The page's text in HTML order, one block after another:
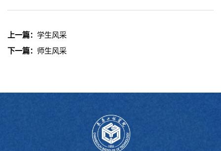
上一篇： 学生风采
下一篇： 师生风采